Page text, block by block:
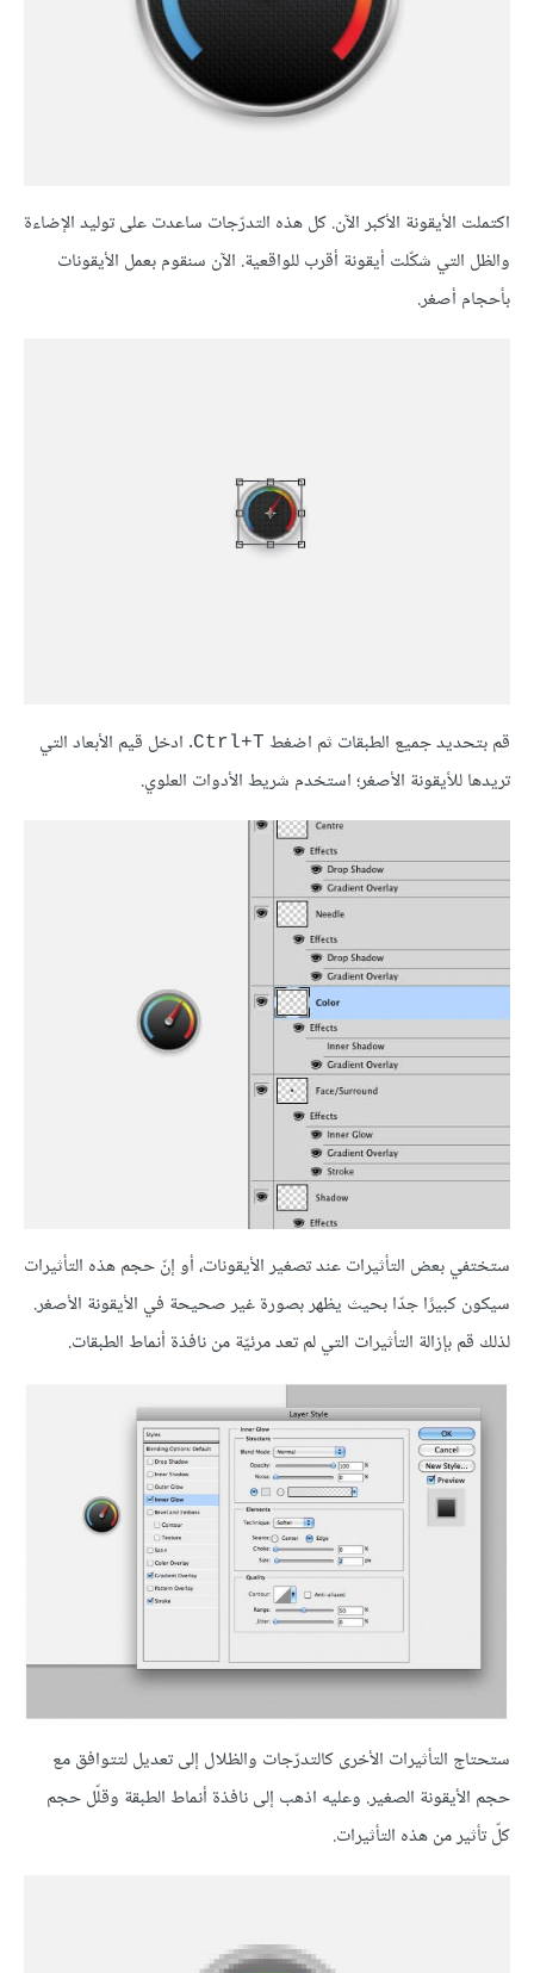
اكتملت الأيقونة الأكبر الآن. كل هذه التدرّجات ساعدت على توليد الإضاءة
والظل التي شكّلت أيقونة أقرب للواقعية. الآن سنقوم بعمل الأيقونات
بأحجام أصغر.
قم بتحديد جميع الطبقات ثم اضغط Ctrl+T. ادخل قيم الأبعاد التي
تريدها للأيقونة الأصغر؛ استخدم شريط الأدوات العلوي.
ستختفي بعض التأثيرات عند تصغير الأيقونات، أو إنّ حجم هذه التأثيرات
سيكون كبيرًا جدّا بحيث يظهر بصورة غير صحيحة في الأيقونة الأصغر.
لذلك قم بإزالة التأثيرات التي لم تعد مرئيّة من نافذة أنماط الطبقات.
ستحتاج التأثيرات الأخرى كالتدرّجات والظلال إلى تعديل لتتوافق مع
حجم الأيقونة الصغير. وعليه اذهب إلى نافذة أنماط الطبقة وقلّل حجم
كلّ تأثير من هذه التأثيرات.